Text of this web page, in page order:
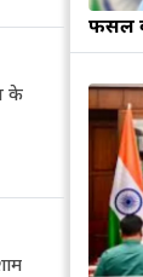
के
फसल